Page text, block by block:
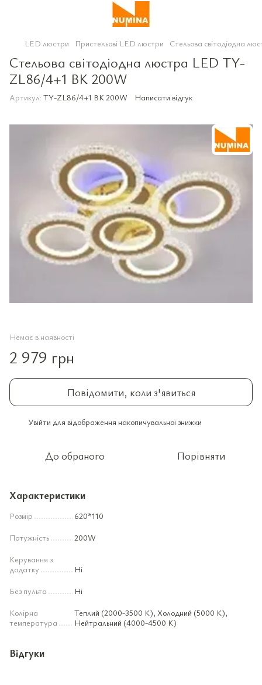
LED люстри Пристельові LED люстри Стельова світодіодна
Стельова світодіодна люстра LED TY-
ZL86/4+1 BK 200W
Артикул: TY-ZL86/4+1 BK 200W Написати відгук
Немає в наявності
2 979 грн
Повідомити, коли з'явиться
Увійти для відображення накопичувальної знижки
До обраного Порівняти
Характеристики
Розмір
620*110
Потужність
200W
Керування з
додатку
Ні
Без пульта
Ні
Колірна
температура
Теплий (2000-3500 К), Холодний (5000 К),
Нейтральний (4000-4500 К)
Відгуки